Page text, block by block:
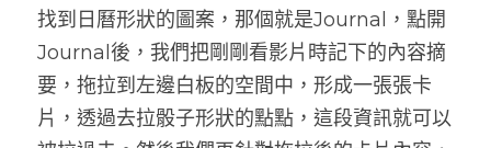
找到日曆形狀的圖案，那個就是Journal，點開
Journal後，我們把剛剛看影片時記下的內容摘
要，拖拉到左邊白板的空間中，形成一張張卡
片，透過去拉骰子形狀的點點，這段資訊就可以